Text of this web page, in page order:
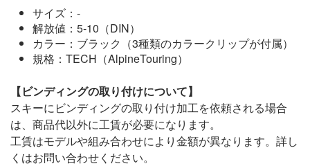
サイズ：-
解放値：5-10（DIN）
カラー：ブラック（3種類のカラークリップが付属）
規格：TECH（AlpineTouring）
【ビンディングの取り付けについて】
スキーにビンディングの取り付け加工を依頼される場合
は、商品代以外に工賃が必要になります。
工賃はモデルや組み合わせにより金額が異なります。詳し
くはお問い合わせください。